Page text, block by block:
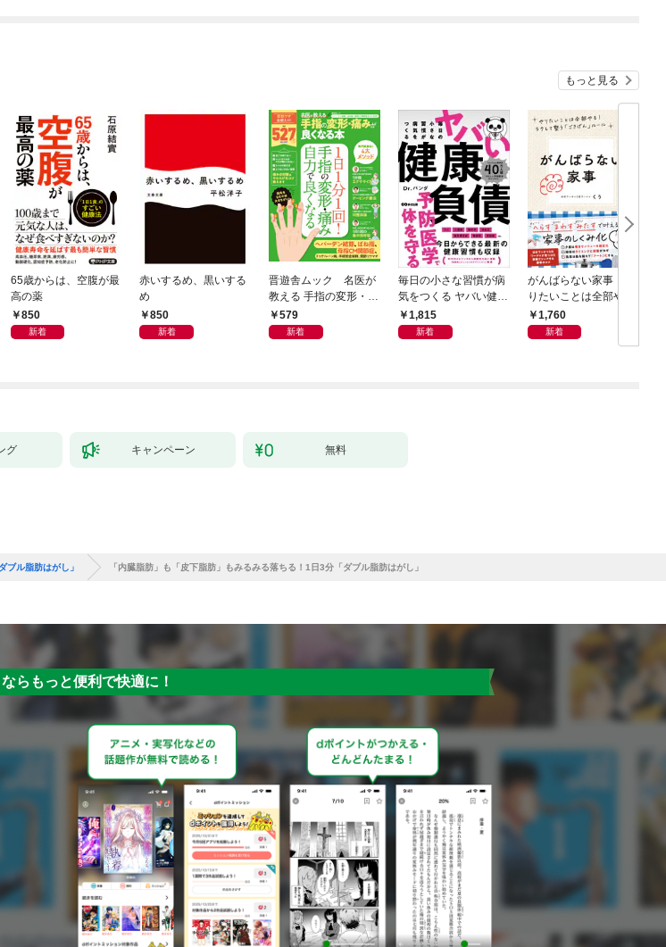
もっと見る
65歳からは、空腹が最
高の薬
850
新着
赤いするめ、黒いする
め
850
新着
晋遊舎ムック 名医が
教える 手指の変形・痛
みが良くなる本
579
新着
毎日の小さな習慣が病
気をつくる ヤバい健康
負債1,815
新着
がんばらない家事 や
りたいことは全部や
る！ラクして整う「ご
きげん」ルール
1,760
新着
グ キャンペーン 無料
ブル脂肪はがし」 「内臓脂肪」も「皮下脂肪」もみるみる落ちる！1日3分「ダブル脂肪はがし」
らもっと便利で快適に！